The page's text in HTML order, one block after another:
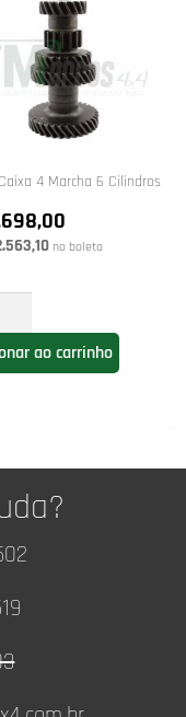
4 Marcha 6 Cilindros
no boleto
ao carrinho